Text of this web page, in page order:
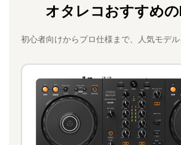
b
o
o
k
o
d
o
n
l
オタレコおすすめの
初心者向けからプロ仕様まで、人気モデル